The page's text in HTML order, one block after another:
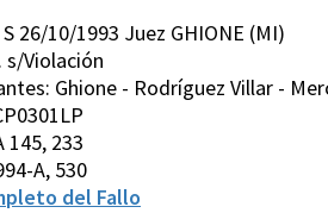
26/10/1993 Juez GHIONE (MI)
s/Violación
Ghione - Rodríguez Villar -
145, 233
A, 530
del Fallo